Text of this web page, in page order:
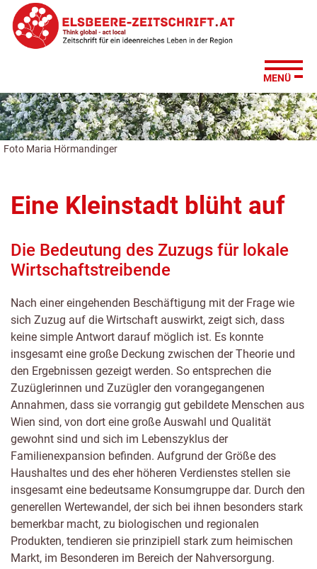
Seitenbereiche:
Zum
Inhalt
Hauptnavigation
Footernavigation
MENÜ
Foto Maria Hörmandinger
Eine Kleinstadt blüht auf
Die Bedeutung des Zuzugs für lokale
Wirtschaftstreibende
Nach einer eingehenden Beschäftigung mit der Frage wie
sich Zuzug auf die Wirtschaft auswirkt, zeigt sich, dass
keine simple Antwort darauf möglich ist. Es konnte
insgesamt eine große Deckung zwischen der Theorie und
den Ergebnissen gezeigt werden. So entsprechen die
Zuzüglerinnen und Zuzügler den vorangegangenen
Annahmen, dass sie vorrangig gut gebildete Menschen aus
Wien sind, von dort eine große Auswahl und Qualität
gewohnt sind und sich im Lebenszyklus der
Familienexpansion befinden. Aufgrund der Größe des
Haushaltes und des eher höheren Verdienstes stellen sie
insgesamt eine bedeutsame Konsumgruppe dar. Durch den
generellen Wertewandel, der sich bei ihnen besonders stark
bemerkbar macht, zu biologischen und regionalen
Produkten, tendieren sie prinzipiell stark zum heimischen
Markt, im Besonderen im Bereich der Nahversorgung.